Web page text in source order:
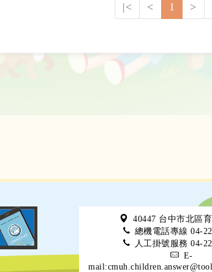
|< < 1 >
40447 台中市北區
總機電話專線 04-
人工掛號服務 04-
E-